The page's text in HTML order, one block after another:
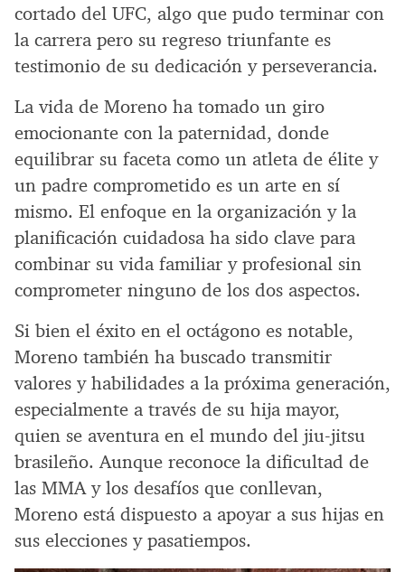
cortado del UFC, algo que pudo terminar con
la carrera pero su regreso triunfante es
testimonio de su dedicación y perseverancia.
La vida de Moreno ha tomado un giro
emocionante con la paternidad, donde
equilibrar su faceta como un atleta de élite y
un padre comprometido es un arte en sí
mismo. El enfoque en la organización y la
planificación cuidadosa ha sido clave para
combinar su vida familiar y profesional sin
comprometer ninguno de los dos aspectos.
Si bien el éxito en el octágono es notable,
Moreno también ha buscado transmitir
valores y habilidades a la próxima generación,
especialmente a través de su hija mayor,
quien se aventura en el mundo del jiu-jitsu
brasileño. Aunque reconoce la dificultad de
las MMA y los desafíos que conllevan,
Moreno está dispuesto a apoyar a sus hijas en
sus elecciones y pasatiempos.